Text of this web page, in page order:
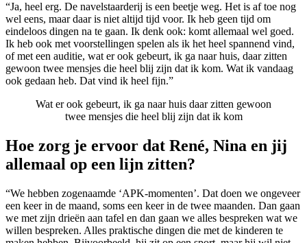
“Ja, heel erg. De navelstaarderij is een beetje weg. Het is af toe nog
wel eens, maar daar is niet altijd tijd voor. Ik heb geen tijd om
eindeloos dingen na te gaan. Ik denk ook: komt allemaal wel goed.
Ik heb ook met voorstellingen spelen als ik het heel spannend vind,
of met een auditie, wat er ook gebeurt, ik ga naar huis, daar zitten
gewoon twee mensjes die heel blij zijn dat ik kom. Wat ik vandaag
ook gedaan heb. Dat vind ik heel fijn.”
Wat er ook gebeurt, ik ga naar huis daar zitten gewoon
twee mensjes die heel blij zijn dat ik kom
Hoe zorg je ervoor dat René, Nina en jij
allemaal op een lijn zitten?
“We hebben zogenaamde ‘APK-momenten’. Dat doen we ongeveer
een keer in de maand, soms een keer in de twee maanden. Dan gaan
we met zijn drieën aan tafel en dan gaan we alles bespreken wat we
willen bespreken. Alles praktische dingen die met de kinderen te